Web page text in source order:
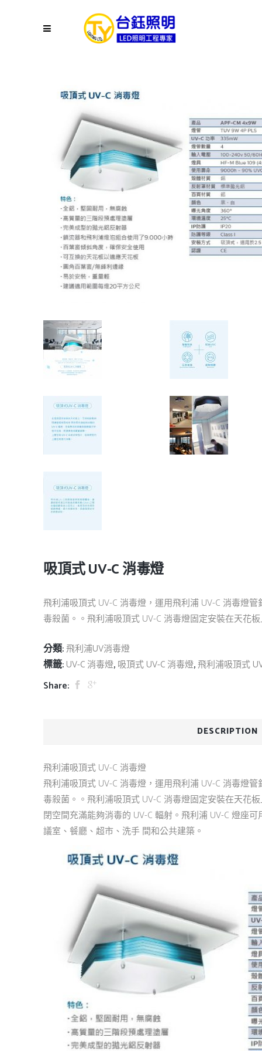
吸頂式 UV-C 消毒燈
飛利浦吸頂式 UV-C 消毒燈，運用飛利浦 UV-C 消毒燈
毒殺菌。。飛利浦吸頂式 UV-C 消毒燈固定安裝在天花
分類:飛利浦UV消毒燈
標籤: UV-C 消毒燈, 吸頂式 UV-C 消毒燈,飛利浦吸頂式
Share:
DESCRIPTION
飛利浦吸頂式 UV-C 消毒燈
飛利浦吸頂式 UV-C 消毒燈，運用飛利浦 UV-C 消毒燈
毒殺菌。。飛利浦吸頂式 UV-C 消毒燈固定安裝在天花
閉空間充滿能夠消毒的 UV-C 輻射。飛利浦 UV-C 燈座
議室、餐廳、超市、洗手 間和公共建築。